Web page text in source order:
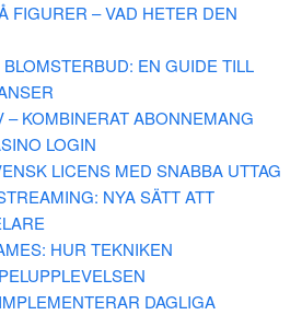
FIGURER – VAD HETER DEN
EN GUIDE TILL
– KOMBINERAT ABONNEMANG
LOGIN
LICENS MED SNABBA UTTAG
NYA SÄTT ATT
HUR TEKNIKEN
DAGLIGA